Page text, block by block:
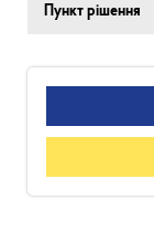
Пункт рішення